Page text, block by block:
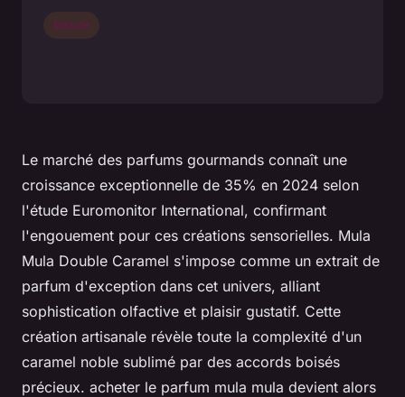
Le marché des parfums gourmands connaît une
croissance exceptionnelle de 35% en 2024 selon
l'étude Euromonitor International, confirmant
l'engouement pour ces créations sensorielles. Mula
Mula Double Caramel s'impose comme un extrait de
parfum d'exception dans cet univers, alliant
sophistication olfactive et plaisir gustatif. Cette
création artisanale révèle toute la complexité d'un
caramel noble sublimé par des accords boisés
précieux. acheter le parfum mula mula devient alors
Beaute